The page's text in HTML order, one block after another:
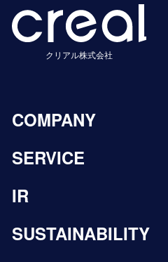
クリアル株式会社
COMPANY
SERVICE
IR
SUSTAINABILITY